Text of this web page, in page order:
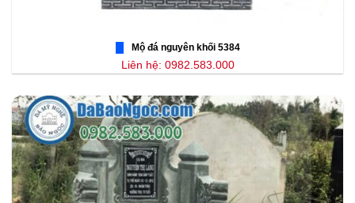
Mộ đá nguyên khối 5384
Liên hệ: 0982.583.000